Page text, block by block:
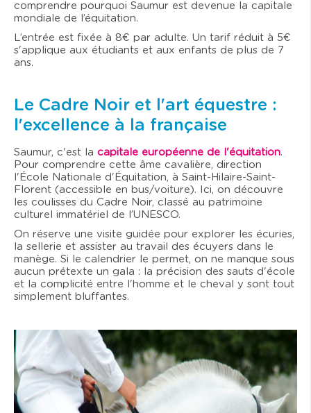
comprendre pourquoi Saumur est devenue la capitale
mondiale de l’équitation.
L’entrée est fixée à 8€ par adulte. Un tarif réduit à 5€
s'applique aux étudiants et aux enfants de plus de 7
ans.
Le Cadre Noir et l'art équestre :
l'excellence à la française
Saumur, c'est la capitale européenne de l'équitation.
Pour comprendre cette âme cavalière, direction
l'École Nationale d'Équitation, à Saint-Hilaire-Saint-
Florent (accessible en bus/voiture). Ici, on découvre
les coulisses du Cadre Noir, classé au patrimoine
culturel immatériel de l’UNESCO.
On réserve une visite guidée pour explorer les écuries,
la sellerie et assister au travail des écuyers dans le
manège. Si le calendrier le permet, on ne manque sous
aucun prétexte un gala : la précision des sauts d'école
et la complicité entre l'homme et le cheval y sont tout
simplement bluffantes.